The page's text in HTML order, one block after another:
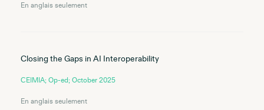
En anglais seulement
Closing the Gaps in AI Interoperability
CEIMIA; Op-ed; October 2025
En anglais seulement